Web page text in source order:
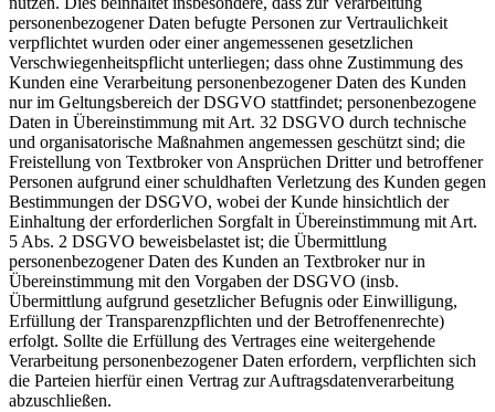
personenbezogener Daten befugte Personen zur Vertraulichkeit
verpflichtet wurden oder einer angemessenen gesetzlichen
Verschwiegenheitspflicht unterliegen; dass ohne Zustimmung des
Kunden eine Verarbeitung personenbezogener Daten des Kunden
nur im Geltungsbereich der DSGVO stattfindet; personenbezogene
Daten in Übereinstimmung mit Art. 32 DSGVO durch technische
und organisatorische Maßnahmen angemessen geschützt sind; die
Freistellung von Textbroker von Ansprüchen Dritter und betroffener
Personen aufgrund einer schuldhaften Verletzung des Kunden gegen
Bestimmungen der DSGVO, wobei der Kunde hinsichtlich der
Einhaltung der erforderlichen Sorgfalt in Übereinstimmung mit Art.
5 Abs. 2 DSGVO beweisbelastet ist; die Übermittlung
personenbezogener Daten des Kunden an Textbroker nur in
Übereinstimmung mit den Vorgaben der DSGVO (insb.
Übermittlung aufgrund gesetzlicher Befugnis oder Einwilligung,
Erfüllung der Transparenzpflichten und der Betroffenenrechte)
erfolgt. Sollte die Erfüllung des Vertrages eine weitergehende
Verarbeitung personenbezogener Daten erfordern, verpflichten sich
die Parteien hierfür einen Vertrag zur Auftragsdatenverarbeitung
abzuschließen.